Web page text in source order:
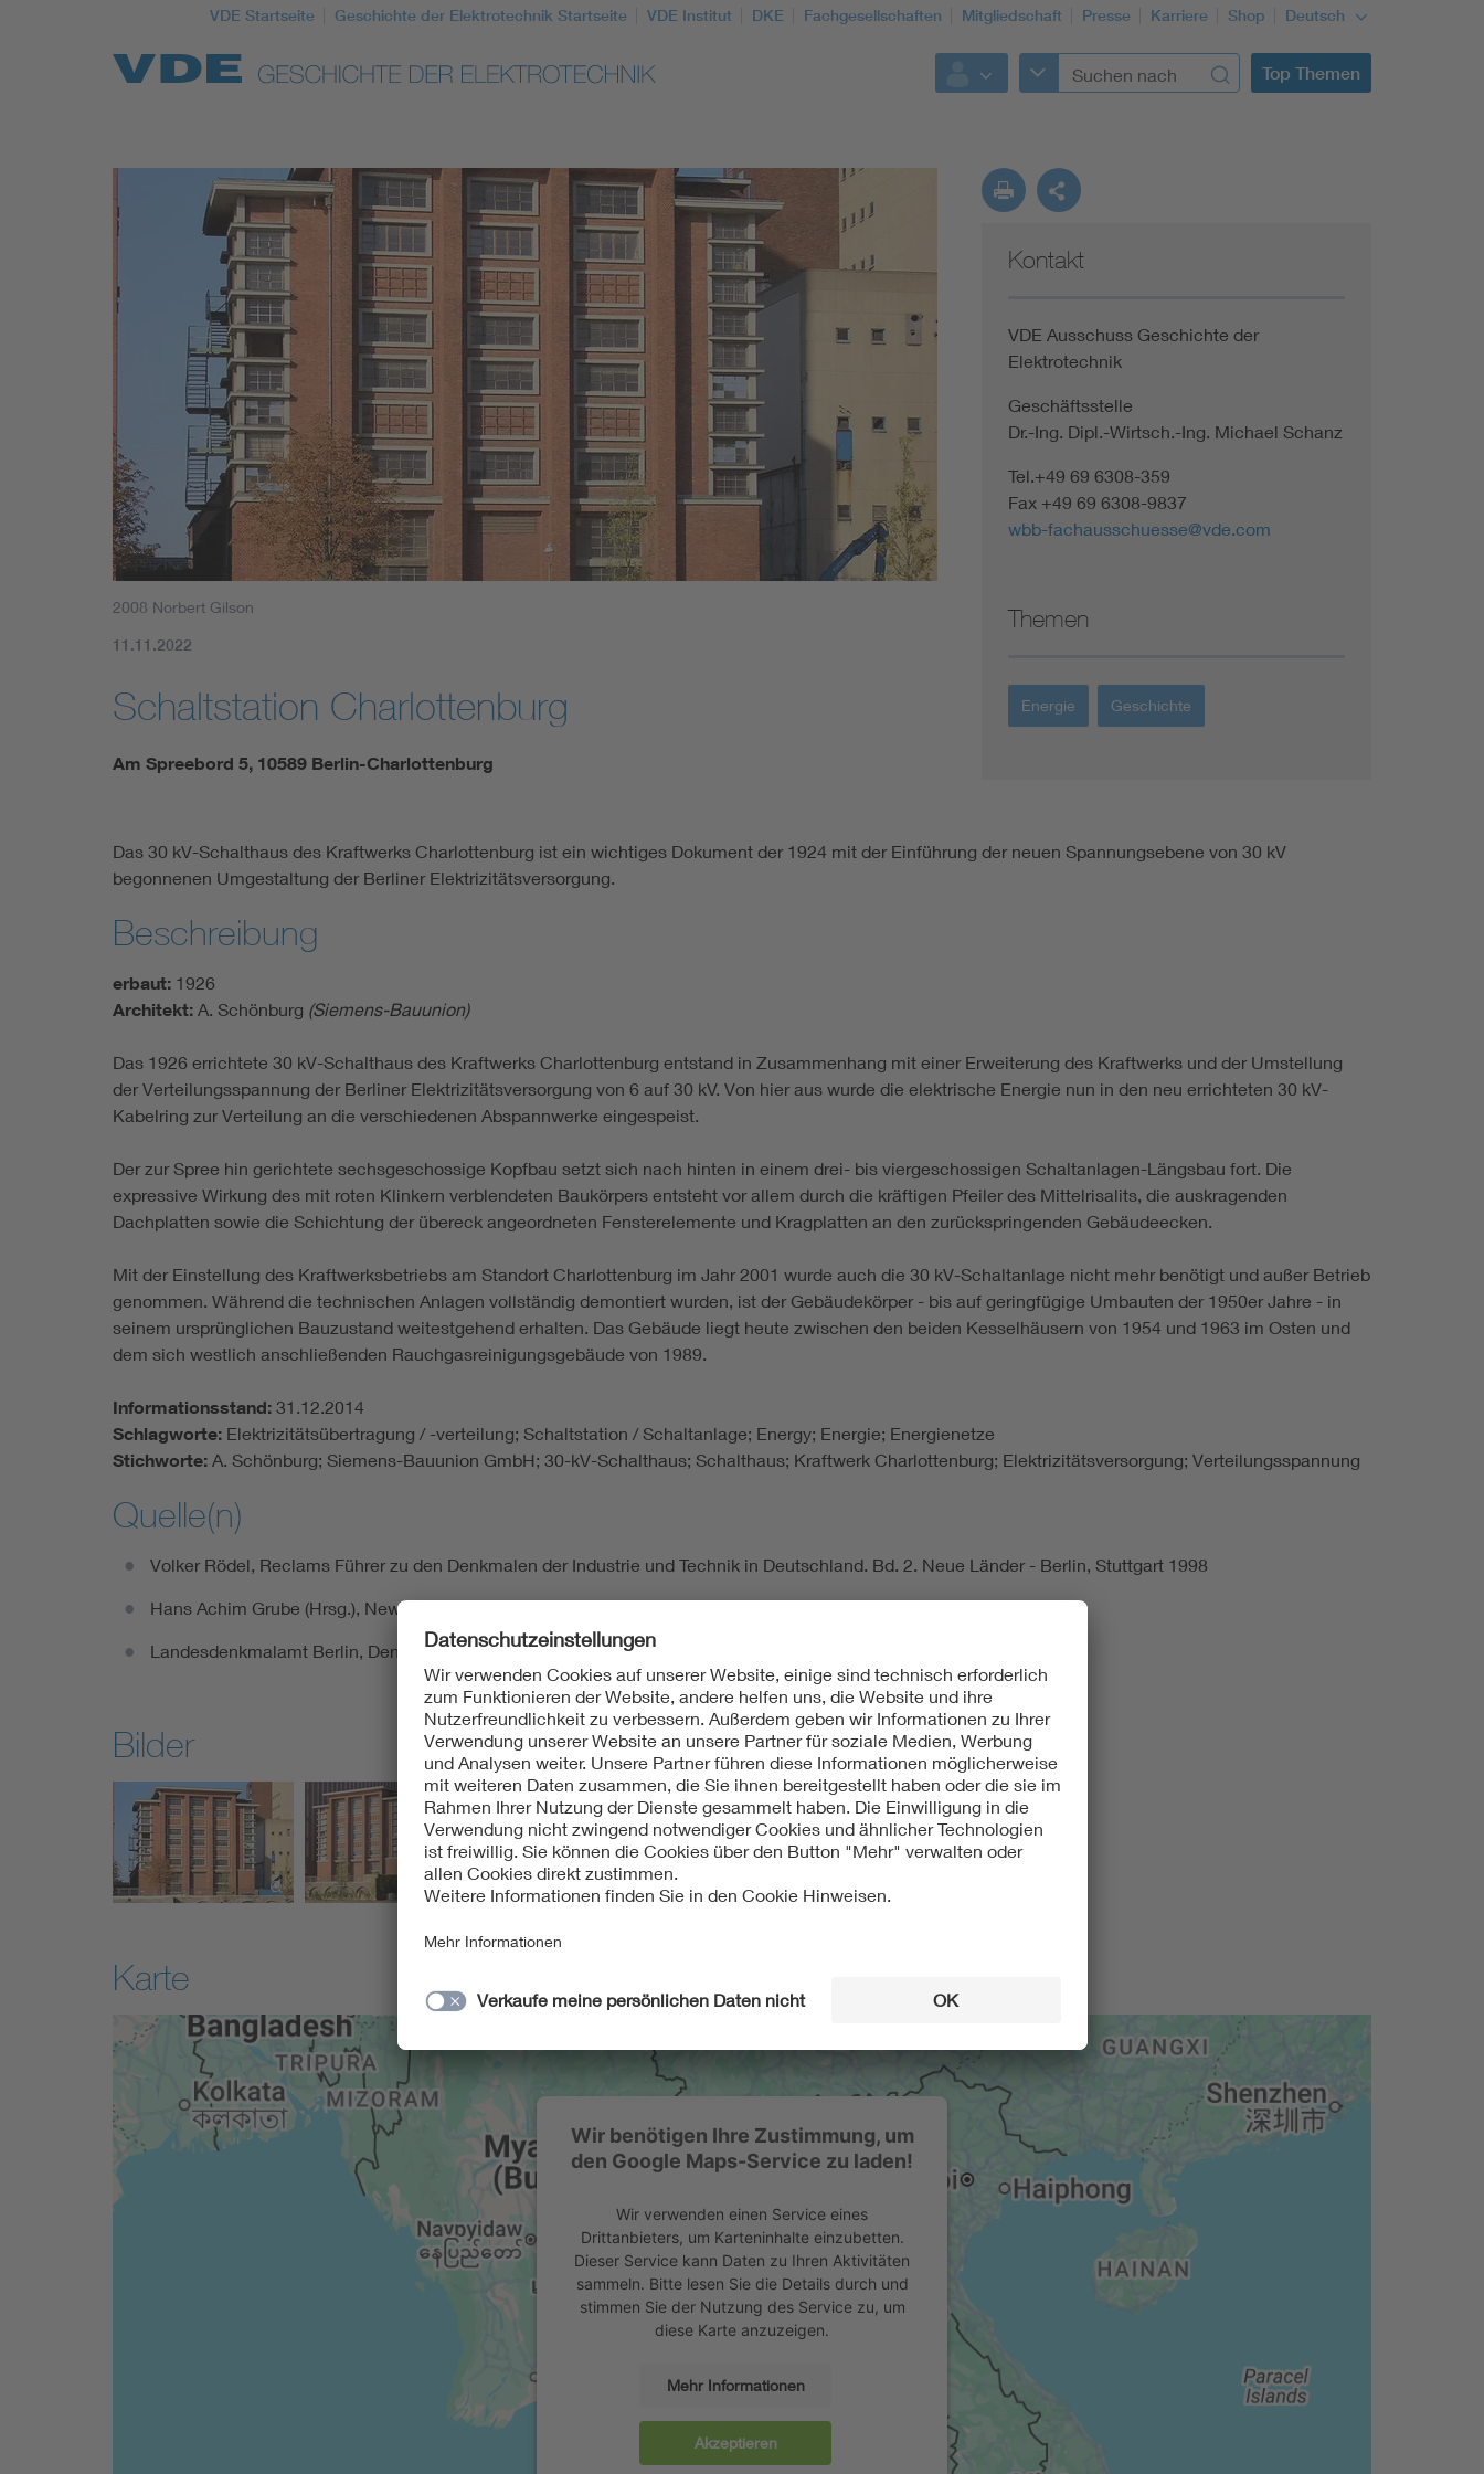
VDE Startseite Geschichte der Elektrotechnik Startseite VDE Institut DKE Fachgesellschaften Mitgliedschaft Presse Karriere Shop Deutsch
Top Themen
Top Themen
Weitere Themen
2008 Norbert Gilson
11.11.2022
Schaltstation Charlottenburg
Am Spreebord 5, 10589 Berlin-Charlottenburg
Kontakt
VDE Ausschuss Geschichte der
Elektrotechnik
Geschäftsstelle
Dr.-Ing. Dipl.-Wirtsch.-Ing. Michael Schanz
Tel.+49 69 6308-359
Fax +49 69 6308-9837
wbb-fachausschuesse@vde.com
Themen
Energie Geschichte
Das 30 kV-Schalthaus des Kraftwerks Charlottenburg ist ein wichtiges Dokument der 1924 mit der Einführung der neuen Spannungsebene von 30 kV
begonnenen Umgestaltung der Berliner Elektrizitätsversorgung.
Beschreibung
erbaut: 1926
Architekt: A. Schönburg (Siemens-Bauunion)
Das 1926 errichtete 30 kV-Schalthaus des Kraftwerks Charlottenburg entstand in Zusammenhang mit einer Erweiterung des Kraftwerks und der Umstellung
der Verteilungsspannung der Berliner Elektrizitätsversorgung von 6 auf 30 kV. Von hier aus wurde die elektrische Energie nun in den neu errichteten 30 kV-
Kabelring zur Verteilung an die verschiedenen Abspannwerke eingespeist.
Der zur Spree hin gerichtete sechsgeschossige Kopfbau setzt sich nach hinten in einem drei- bis viergeschossigen Schaltanlagen-Längsbau fort. Die
expressive Wirkung des mit roten Klinkern verblendeten Baukörpers entsteht vor allem durch die kräftigen Pfeiler des Mittelrisalits, die auskragenden
Dachplatten sowie die Schichtung der übereck angeordneten Fensterelemente und Kragplatten an den zurückspringenden Gebäudeecken.
Mit der Einstellung des Kraftwerksbetriebs am Standort Charlottenburg im Jahr 2001 wurde auch die 30 kV-Schaltanlage nicht mehr benötigt und außer Betrieb
genommen. Während die technischen Anlagen vollständig demontiert wurden, ist der Gebäudekörper - bis auf geringfügige Umbauten der 1950er Jahre - in
seinem ursprünglichen Bauzustand weitestgehend erhalten. Das Gebäude liegt heute zwischen den beiden Kesselhäusern von 1954 und 1963 im Osten und
dem sich westlich anschließenden Rauchgasreinigungsgebäude von 1989.
Informationsstand: 31.12.2014
Schlagworte: Elektrizitätsübertragung / -verteilung; Schaltstation / Schaltanlage; Energy; Energie; Energienetze
Stichworte: A. Schönburg; Siemens-Bauunion GmbH; 30-kV-Schalthaus; Schalthaus; Kraftwerk Charlottenburg; Elektrizitätsversorgung; Verteilungsspannung
Quelle(n)
Volker Rödel, Reclams Führer zu den Denkmalen der Industrie und Technik in Deutschland. Bd. 2. Neue Länder - Berlin, Stuttgart 1998
Hans Achim Grube (Hrsg.), New Power. Transforming the Electropolis. Elektropolis im Wandel, Berlin 2007
Landesdenkmalamt Berlin, Denkmalliste Berlin (Stand: 16.04.2013), Nr. 09020662
Bilder
Karte
Wir benötigen Ihre Zustimmung, um
den Google Maps-Service zu laden!
Wir verwenden einen Service eines
Drittanbieters, um Karteninhalte einzubetten.
Dieser Service kann Daten zu Ihren Aktivitäten
sammeln. Bitte lesen Sie die Details durch und
stimmen Sie der Nutzung des Service zu, um
diese Karte anzuzeigen.
Mehr Informationen
Akzeptieren